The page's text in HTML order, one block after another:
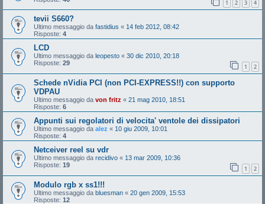
1 2 3 4
tevii S660?
Ultimo messaggio da fastidius « 14 feb 2012, 08:42
Risposte: 4
LCD
Ultimo messaggio da leopesto « 30 dic 2010, 20:18
Risposte: 29 1 2
Schede nVidia PCI (non PCI-EXPRESS!!) con supporto
VDPAU
Ultimo messaggio da von fritz « 21 mag 2010, 18:51
Risposte: 6
Appunti sui regolatori di velocita' ventole dei dissipatori
Ultimo messaggio da alez « 10 giu 2009, 10:01
Risposte: 4
Netceiver reel su vdr
Ultimo messaggio da recidivo « 13 mar 2009, 10:36
Risposte: 19 1 2
Modulo rgb x ss1!!!
Ultimo messaggio da bluesman « 20 gen 2009, 15:53
Risposte: 12